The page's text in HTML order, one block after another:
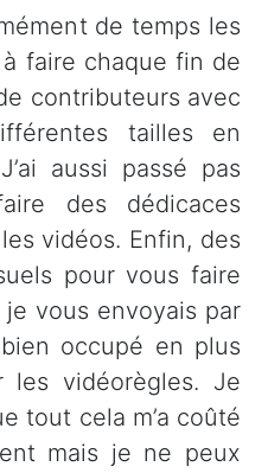
de temps les
faire chaque fin de
contributeurs avec
tailles en
aussi passé pas
des dédicaces
vidéos. Enfin, des
pour vous faire
vous envoyais par
occupé en plus
les vidéorègles. Je
tout cela m’a coûté
mais je ne peux